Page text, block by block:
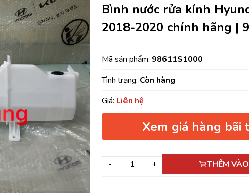
Bình nước rửa kính
2018-2020 chính hãng |
Mã sản phẩm: 98611S1000
Tình trạng: Còn hàng
Giá: Liên hệ
Xem giá hàng bãi
- + THÊM